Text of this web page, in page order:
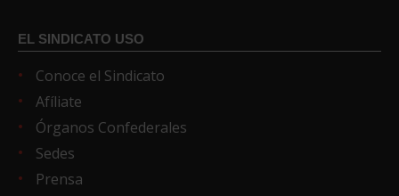
EL SINDICATO USO
Conoce el Sindicato
Afíliate
Órganos Confederales
Sedes
Prensa